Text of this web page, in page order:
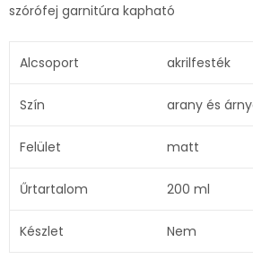
szórófej garnitúra kapható
Alcsoport akrilfesték
Szín arany és
Felület matt
Űrtartalom 200 ml
Készlet Nem